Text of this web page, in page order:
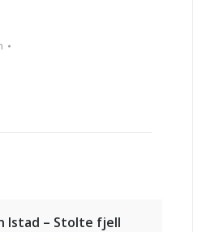
Istad – Stolte fjell